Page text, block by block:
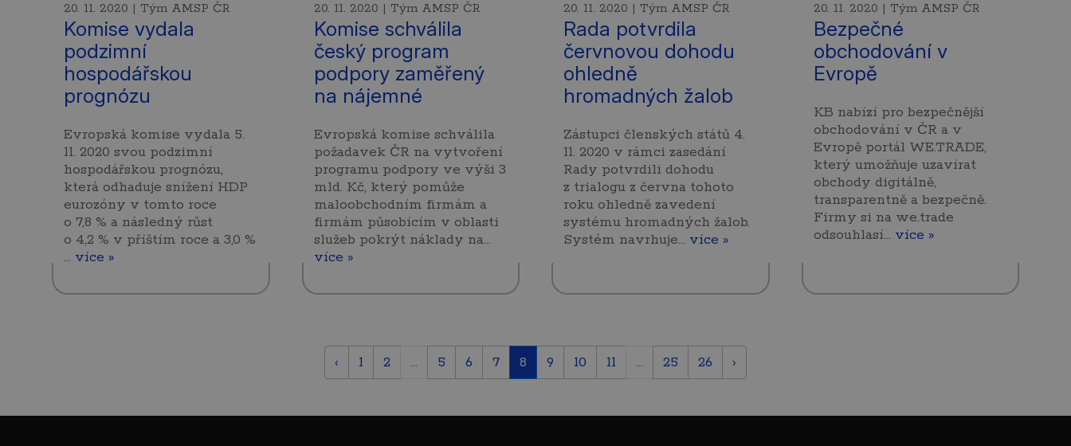
20. 11. 2020 | Tým AMSP ČR
Komise vydala
podzimní
hospodářskou
prognózu
Evropská komise vydala 5.
11. 2020 svou podzimní
hospodářskou prognózu,
která odhaduje snížení HDP
eurozóny v tomto roce
o 7,8 % a následný růst
o 4,2 % v příštím roce a 3,0 %
… více »
20. 11. 2020 | Tým AMSP ČR
Komise schválila
český program
podpory zaměřený
na nájemné
Evropská komise schválila
požadavek ČR na vytvoření
programu podpory ve výši 3
mld. Kč, který pomůže
maloobchodním firmám a
firmám působícím v oblasti
služeb pokrýt náklady na…
více »
20. 11. 2020 | Tým AMSP ČR
Rada potvrdila
červnovou dohodu
ohledně
hromadných žalob
Zástupci členských států 4.
11. 2020 v rámci zasedání
Rady potvrdili dohodu
z trialogu z června tohoto
roku ohledně zavedení
systému hromadných žalob.
Systém navrhuje… více »
20. 11. 2020 | Tým AMSP ČR
Bezpečné
obchodování v
Evropě
KB nabízí pro bezpečnější
obchodování v ČR a v
Evropě portál WE.TRADE,
který umožňuje uzavírat
obchody digitálně,
transparentně a bezpečně.
Firmy si na we.trade
odsouhlasí… více »
‹ 1 2 ... 5 6 7 8 9 10 11 ... 25 26 ›